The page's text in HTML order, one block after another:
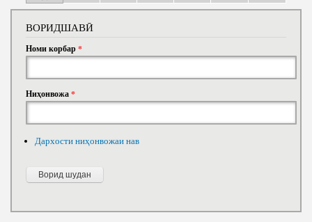
ВОРИДШАВӢ
Номи корбар*
Ниҳонвожа*
Дархости ниҳонвожаи нав